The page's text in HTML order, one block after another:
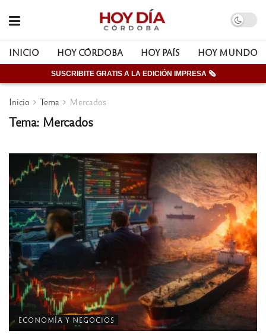
INICIO HOY CÓRDOBA HOY PAÍS HOY MUNDO
SUSCRIBITE GRATIS A LA EDICIÓN IMPRESA 🗞
Inicio Tema Mercados
Tema: Mercados
ECONOMÍA Y NEGOCIOS